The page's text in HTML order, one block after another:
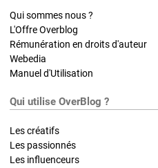
Qui sommes nous ?
L'Offre Overblog
Rémunération en droits d'auteur
Webedia
Manuel d'Utilisation
Qui utilise OverBlog ?
Les créatifs
Les passionnés
Les influenceurs